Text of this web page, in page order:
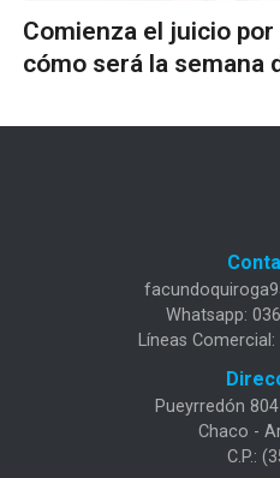
Comienza el juicio
cómo será la semana
Whatsapp:
Líneas
Pueyrredón
Chaco -
C.P.: